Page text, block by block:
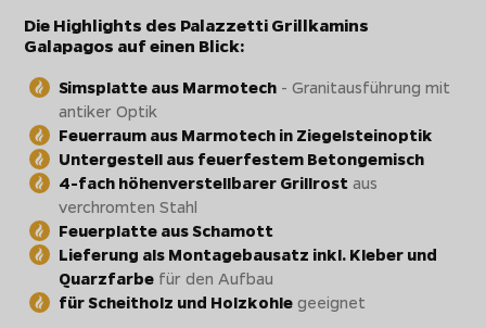
Die Highlights des Palazzetti Grillkamins
Galapagos auf einen Blick:
Simsplatte aus Marmotech - Granitausführung mit
antiker Optik
Feuerraum aus Marmotech in Ziegelsteinoptik
Untergestell aus feuerfestem Betongemisch
4-fach höhenverstellbarer Grillrost aus
verchromten Stahl
Feuerplatte aus Schamott
Lieferung als Montagebausatz inkl. Kleber und
Quarzfarbe für den Aufbau
für Scheitholz und Holzkohle geeignet